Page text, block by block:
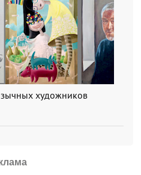
художников